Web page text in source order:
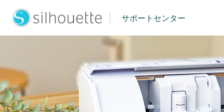
サポートセンター
シルエットジャパン サポート